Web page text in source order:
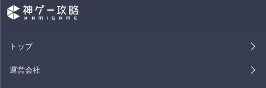
トップ
運営会社